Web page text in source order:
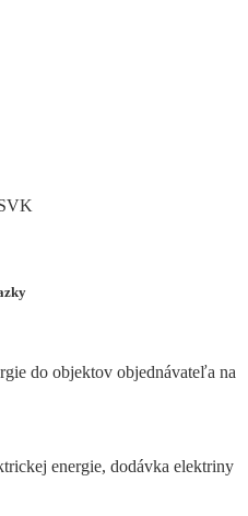
do objektov objednávateľa na
energie, dodávka elektriny